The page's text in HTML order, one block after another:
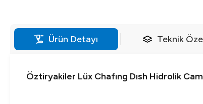
Ürün Detayı Teknik
Öztiryakiler Lüx Chafıng Dısh Hidrolik